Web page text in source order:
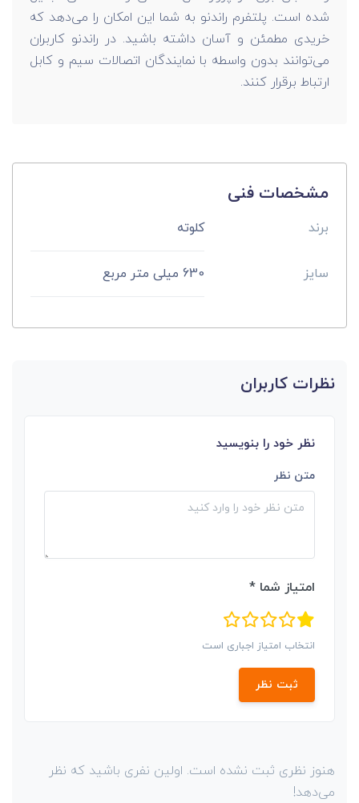
شده است. پلتفرم راندنو به شما این امکان را می‌دهد که
خریدی مطمئن و آسان داشته باشید. در راندنو کاربران
می‌توانند بدون واسطه با نمایندگان اتصالات سیم و کابل
ارتباط برقرار کنند.
مشخصات فنی
برند کلوته
سایز 630 میلی متر مربع
نظرات کاربران
نظر خود را بنویسید
متن نظر
امتیاز شما *
انتخاب امتیاز اجباری است
ثبت نظر
هنوز نظری ثبت نشده است. اولین نفری باشید که نظر
می‌دهد!